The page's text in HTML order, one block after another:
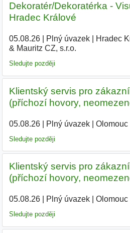
Dekoratér/Dekoratérka -
Hradec Králové
05.08.26| Plný úvazek| Hradec
& Mauritz CZ, s.r.o.
Sledujte později
Klientský servis pro
(příchozí hovory,
05.08.26| Plný úvazek| Olomouc|
Sledujte později
Klientský servis pro
(příchozí hovory,
05.08.26| Plný úvazek| Olomouc|
Sledujte později